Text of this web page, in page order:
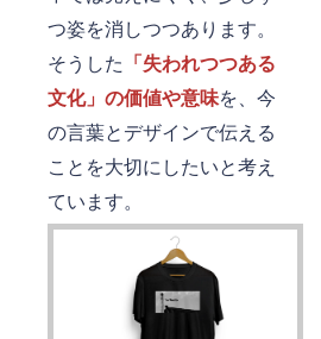
つ姿を消しつつあります。
そうした 「失われつつある
文化」の価値や意味を、今
の言葉とデザインで伝える
ことを大切にしたいと考え
ています。